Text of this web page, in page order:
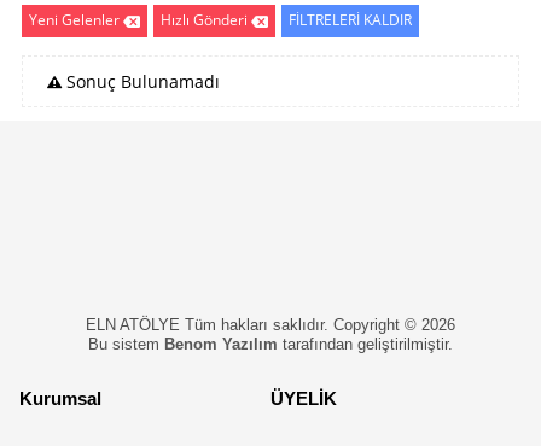
Yeni Gelenler Hızlı Gönderi FİLTRELERİ KALDIR
Sonuç Bulunamadı
ELN ATÖLYE Tüm hakları saklıdır. Copyright © 2026
Bu sistem Benom Yazılım tarafından geliştirilmiştir.
Kurumsal ÜYELİK